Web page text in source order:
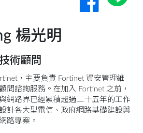
楊光明
術顧問
，主要負責 Fortinet 資安管理維
問諮詢服務。在加入 Fortinet 之前，
網路界已經累積超過二十五年的工作
計各大型電信、政府網路基礎建設與
路專案。